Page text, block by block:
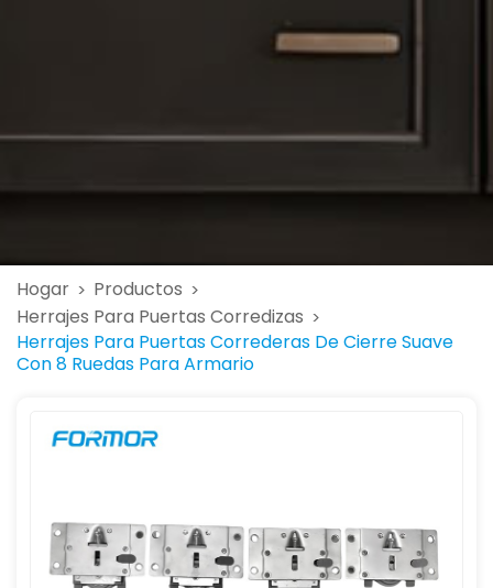
Hogar > Productos >
Herrajes Para Puertas Corredizas >
Herrajes Para Puertas Correderas De Cierre Suave
Con 8 Ruedas Para Armario